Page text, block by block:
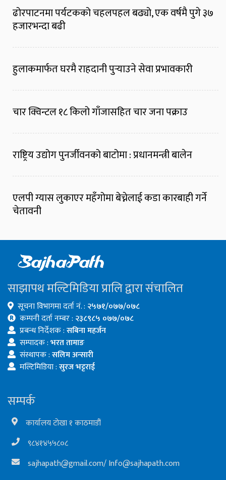
ढोरपाटनमा पर्यटकको चहलपहल बढ्यो, एक वर्षमै पुगे ३७
हजारभन्दा बढी
हुलाकमार्फत घरमै राहदानी पुर्‍याउने सेवा प्रभावकारी
चार क्विन्टल १८ किलो गाँजासहित चार जना पक्राउ
राष्ट्रिय उद्योग पुनर्जीवनको बाटोमा : प्रधानमन्त्री बालेन
एलपी ग्यास लुकाएर महँगोमा बेच्नेलाई कडा कारबाही गर्ने
चेतावनी
साझापथ मल्टिमिडिया प्रालि द्वारा संचालित
सूचना विभागमा दर्ता नं. : २५७१/०७७/०७८
कम्पनी दर्ता नम्बर : २३८९८५ ०७७/०७८
प्रबन्ध निर्देशक :सबिना महर्जन
सम्पादक :भरत तामाङ
संस्थापक :सलिम अन्सारी
मल्टिमिडिया :सुरज भट्टराई
सम्पर्क
कार्यालय टोखा १ काठमाडौं
९८४१४५५८०८
sajhapath@gmail.com/Info@sajhapath.com